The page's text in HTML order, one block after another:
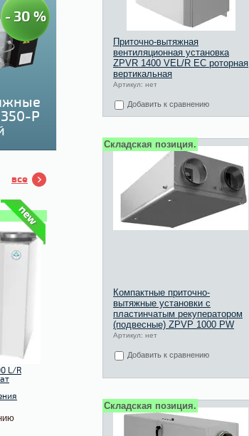
Приточно-вытяжная
вентиляционная установка
ZPVR 1400 VEL/R EC роторная
вертикальная
Артикул: нет
Добавить к сравнению
Складская позиция.
Компактные приточно-
вытяжные установки с
пластинчатым рекуператором
(подвесные) ZPVP 1000 PW
Артикул: нет
Добавить к сравнению
Складская позиция.
- 30 %
P
все
L/R